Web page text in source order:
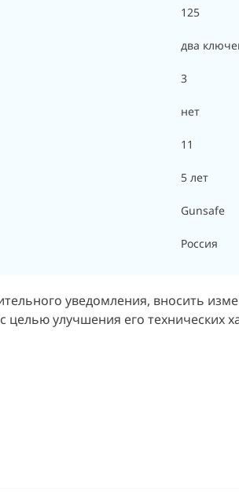
125
два
3
нет
11
5 лет
Gunsafe
Россия
уведомления, вносить
улучшения его технических